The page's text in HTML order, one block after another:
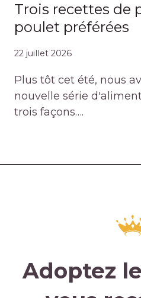
Trois recettes de
poulet préférées
22 juillet 2026
Plus tôt cet été, nous
nouvelle série
trois façons….
Adoptez